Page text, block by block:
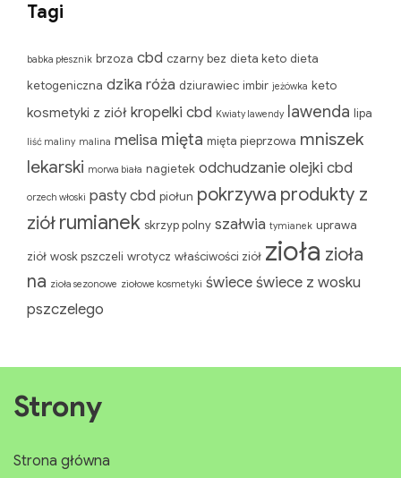
Tagi
babka płesznik brzoza cbd czarny bez dieta keto dieta
ketogeniczna dzika róża dziurawiec imbir jeżówka keto
kosmetyki z ziół kropelki cbd Kwiaty lawendy lawenda
lipa liść maliny melisamięta mięta pieprzowa
mniszek lekarski morwa biała nagietek odchudzanie
olejki cbd
orzech włoski pasty cbd piołun pokrzywa
produkty z ziółrumianek skrzyp polny szałwia
tymianek uprawa ziół wosk pszczeli wrotycz właściwości ziół
zioła zioła na zioła sezonowe ziołowe kosmetyki
świece
świece z wosku pszczelego
Strony
Strona główna